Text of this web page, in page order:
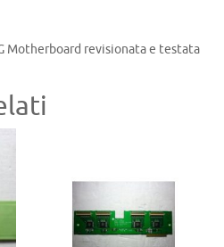
Motherboard revisionata e testata